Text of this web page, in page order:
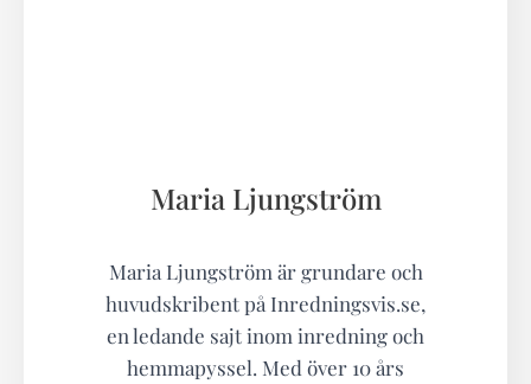
Maria Ljungström
Maria Ljungström är grundare och
huvudskribent på Inredningsvis.se,
en ledande sajt inom inredning och
hemmapyssel. Med över 10 års